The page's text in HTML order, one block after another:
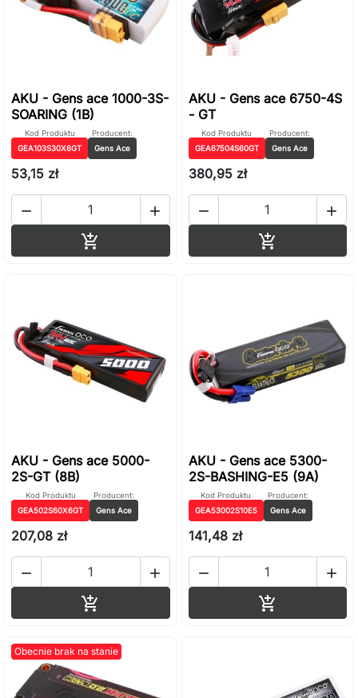
AKU - Gens ace 1000-3S-
SOARING (1B)
Kod Produktu
GEA103S30X6GT
Producent:
Gens Ace
53,15 zł
 

AKU - Gens ace 6750-4S
- GT
Kod Produktu
GEA67504S60GT
Producent:
Gens Ace
380,95 zł
 

AKU - Gens ace 5000-
2S-GT (8B)
Kod Produktu
GEA502S60X6GT
Producent:
Gens Ace
207,08 zł
 

AKU - Gens ace 5300-
2S-BASHING-E5 (9A)
Kod Produktu
GEA53002S10E5
Producent:
Gens Ace
141,48 zł
 

Obecnie brak na stanie